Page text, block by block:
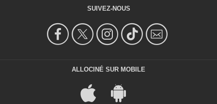
SUIVEZ-NOUS
ALLOCINÉ SUR MOBILE